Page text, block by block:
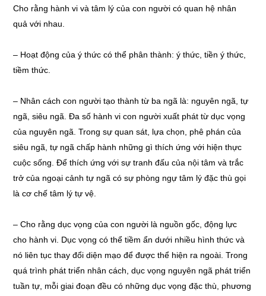
Cho rằng hành vi và tâm lý của con người có quan hệ nhân
quả với nhau.
– Hoạt động của ý thức có thể phân thành: ý thức, tiền ý thức,
tiềm thức.
– Nhân cách con người tạo thành từ ba ngã là: nguyên ngã, tự
ngã, siêu ngã. Đa số hành vi con người xuất phát từ dục vọng
của nguyên ngã. Trong sự quan sát, lựa chọn, phê phán của
siêu ngã, tự ngã chấp hành những gì thích ứng với hiện thực
cuộc sống. Để thích ứng với sự tranh đấu của nội tâm và trắc
trở của ngoại cảnh tự ngã có sự phòng ngự tâm lý đặc thù gọi
là cơ chế tâm lý tự vệ.
– Cho rằng dục vọng của con người là nguồn gốc, động lực
cho hành vi. Dục vọng có thể tiềm ẩn dưới nhiều hình thức và
nó liên tục thay đổi diện mạo để được thể hiện ra ngoài. Trong
quá trình phát triển nhân cách, dục vọng nguyên ngã phát triển
tuần tự, mỗi giai đoạn đều có những dục vọng đặc thù, phương